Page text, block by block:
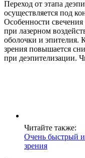
Переход от этапа
осуществляется под
Особенности
при лазерном
оболочки и эпителия.
зрения повышается
при деэпителизации.
Читайте также:
Очень быстрый и
зрения